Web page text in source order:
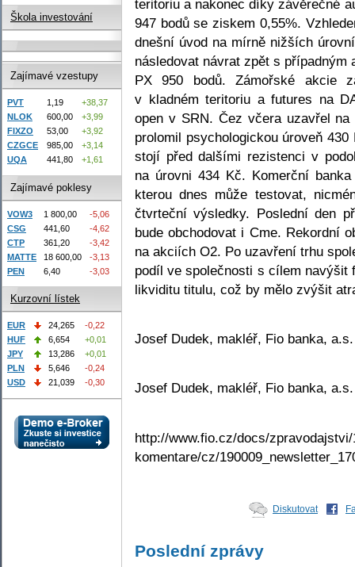
teritoriu a nakonec díky závěrečné
947 bodů se ziskem 0,55%.
dnešní úvod na mírně nižších
následovat návrat zpět s případným
PX 950 bodů. Zámořské akcie
v kladném teritoriu a futures na
open v SRN. Čez včera uzavřel
prolomil psychologickou úroveň
stojí před dalšími rezistenci v
na úrovni 434 Kč. Komerční
kterou dnes může testovat,
čtvrteční výsledky. Poslední den
bude obchodovat i Cme. Rekordní
na akciích O2. Po uzavření trhu
podíl ve společnosti s cílem navýšit
likviditu titulu, což by mělo zvýšit
Josef Dudek, makléř, Fio banka, a.s.
Josef Dudek, makléř, Fio banka, a.s.
http://www.fio.cz/docs/
komentare/cz/
Diskutovat
Poslední zprávy
Škola investování
Zajímavé vzestupy
PVT 1,19
+38,37
NLOK
600,00
+3,99
FIXZO
53,00
+3,92
CZGCE
985,00
+3,14
UQA
441,80 +1,61
Zajímavé poklesy
VOW3 1 800,00
-5,06
CSG
441,60
-4,62
CTP
361,20
-3,42
MATTE
18 600,00
-3,13
PEN
6,40 -3,03
Kurzovní lístek
EUR 24,265
-0,22
HUF
6,654
+0,01
JPY
13,286
+0,01
PLN
5,646
-0,24
USD
21,039 -0,30